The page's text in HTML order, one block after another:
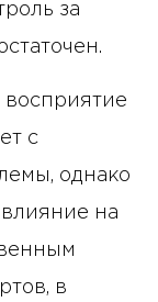
за
восприятие
с
однако
на
в